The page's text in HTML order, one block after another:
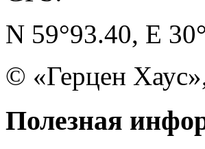
N 59°93.40, E
© «Герцен
Полезная